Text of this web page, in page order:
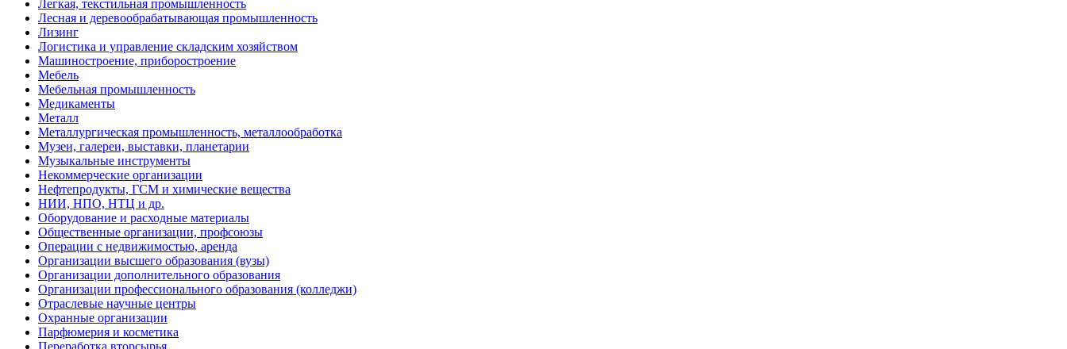
Легкая, текстильная промышленность
Лесная и деревообрабатывающая промышленность
Лизинг
Логистика и управление складским хозяйством
Машиностроение, приборостроение
Мебель
Мебельная промышленность
Медикаменты
Металл
Металлургическая промышленность, металлообработка
Музеи, галереи, выставки, планетарии
Музыкальные инструменты
Некоммерческие организации
Нефтепродукты, ГСМ и химические вещества
НИИ, НПО, НТЦ и др.
Оборудование и расходные материалы
Общественные организации, профсоюзы
Операции с недвижимостью, аренда
Организации высшего образования (вузы)
Организации дополнительного образования
Организации профессионального образования (колледжи)
Отраслевые научные центры
Охранные организации
Парфюмерия и косметика
Переработка вторсырья